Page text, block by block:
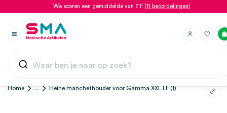
We scoren een gemiddelde van 7.1! (11 beoordelingen)
Home ... Heine manchethouder voor Gamma XXL LF (1)